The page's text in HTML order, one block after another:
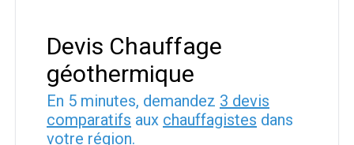
Devis Chauffage
géothermique
En 5 minutes, demandez 3 devis
comparatifs aux chauffagistes dans
votre région.